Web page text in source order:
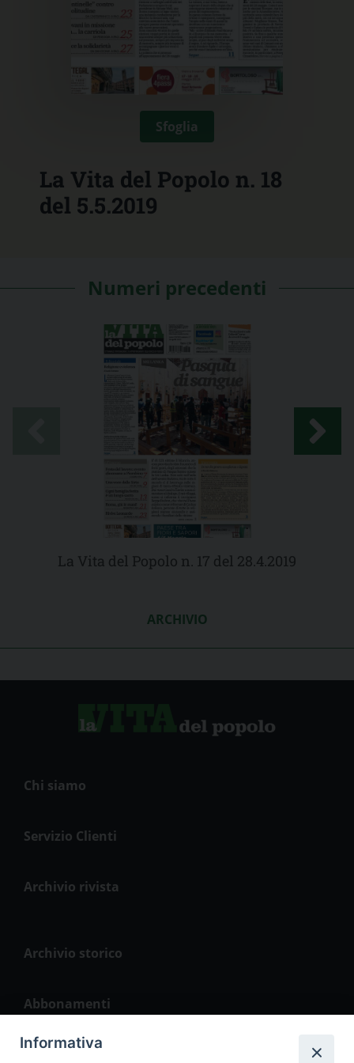
Sfoglia
La Vita del Popolo n. 18
del 5.5.2019
Numeri precedenti
La Vita del Popolo n. 17 del 28.4.2019
ARCHIVIO
Chi siamo
Servizio Clienti
Archivio rivista
Archivio storico
Abbonamenti
Informativa